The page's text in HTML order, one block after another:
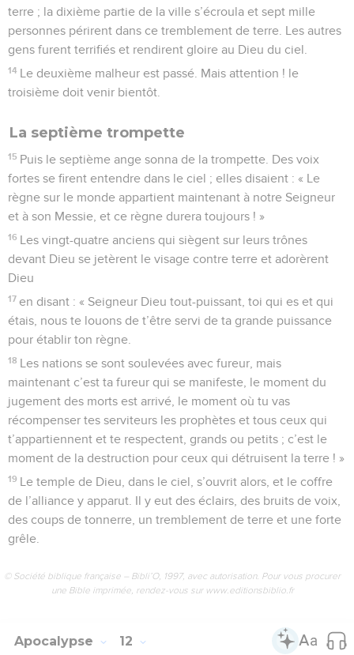
terre ; la dixième partie de la ville s’écroula et sept mille
personnes périrent dans ce tremblement de terre. Les autres
gens furent terrifiés et rendirent gloire au Dieu du ciel.
14 Le deuxième malheur est passé. Mais attention ! le
troisième doit venir bientôt.
La septième trompette
15 Puis le septième ange sonna de la trompette. Des voix
fortes se firent entendre dans le ciel ; elles disaient : « Le
règne sur le monde appartient maintenant à notre Seigneur
et à son Messie, et ce règne durera toujours ! »
16 Les vingt-quatre anciens qui siègent sur leurs trônes
devant Dieu se jetèrent le visage contre terre et adorèrent
Dieu
17 en disant : « Seigneur Dieu tout-puissant, toi qui es et qui
étais, nous te louons de t’être servi de ta grande puissance
pour établir ton règne.
18 Les nations se sont soulevées avec fureur, mais
maintenant c’est ta fureur qui se manifeste, le moment du
jugement des morts est arrivé, le moment où tu vas
récompenser tes serviteurs les prophètes et tous ceux qui
t’appartiennent et te respectent, grands ou petits ; c’est le
moment de la destruction pour ceux qui détruisent la terre ! »
19 Le temple de Dieu, dans le ciel, s’ouvrit alors, et le coffre
de l’alliance y apparut. Il y eut des éclairs, des bruits de voix,
des coups de tonnerre, un tremblement de terre et une forte
grêle.
© Société biblique française – Bibli’O, 1997, avec autorisation. Pour vous procurer
une Bible imprimée, rendez-vous sur www.editionsbiblio.fr
Apocalypse 12